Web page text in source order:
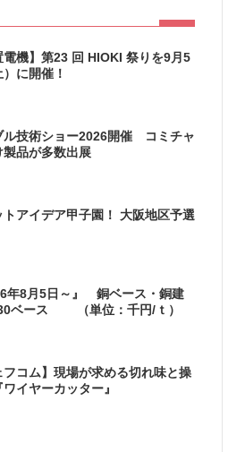
電機】第23 回 HIOKI 祭りを9月5
）に開催！
ル技術ショー2026開催 コミチャ
製品が多数出展
トアイデア甲子園！ 大阪地区予選
年8月5日～』 銅ベース・銅建
ベース （単位：千円/ｔ）
フコム】現場が求める切れ味と操
イヤーカッター』